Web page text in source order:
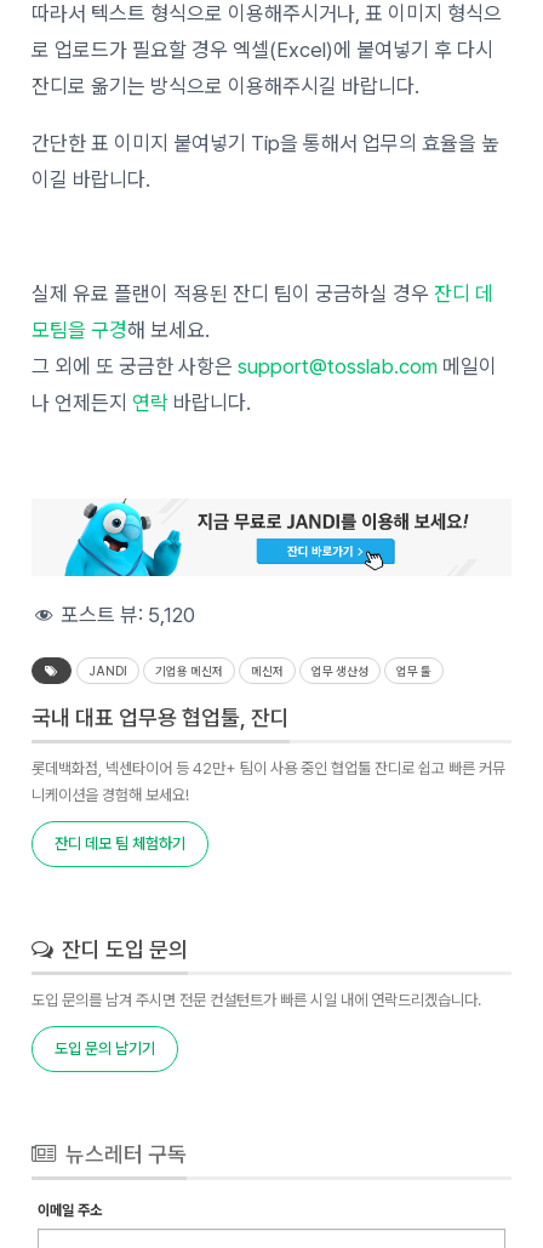
따라서 텍스트 형식으로 이용해주시거나, 표 이미지 형식으
로 업로드가 필요할 경우 엑셀(Excel)에 붙여넣기 후 다시
잔디로 옮기는 방식으로 이용해주시길 바랍니다.
간단한 표 이미지 붙여넣기 Tip을 통해서 업무의 효율을 높
이길 바랍니다.
실제 유료 플랜이 적용된 잔디 팀이 궁금하실 경우잔디 데
모팀을 구경해 보세요.
그 외에 또 궁금한 사항은support@tosslab.com 메일이
나 언제든지 연락 바랍니다.
포스트 뷰: 5,120
JANDI 기업용 메신저 메신저 업무 생산성 업무 툴
국내 대표 업무용 협업툴, 잔디
롯데백화점, 넥센타이어 등 42만+ 팀이 사용 중인 협업툴 잔디로 쉽고 빠른 커뮤
니케이션을 경험해 보세요!
잔디 데모 팀 체험하기
잔디 도입 문의
도입 문의를 남겨 주시면 전문 컨설턴트가 빠른 시일 내에 연락드리겠습니다.
도입 문의 남기기
뉴스레터 구독
이메일 주소